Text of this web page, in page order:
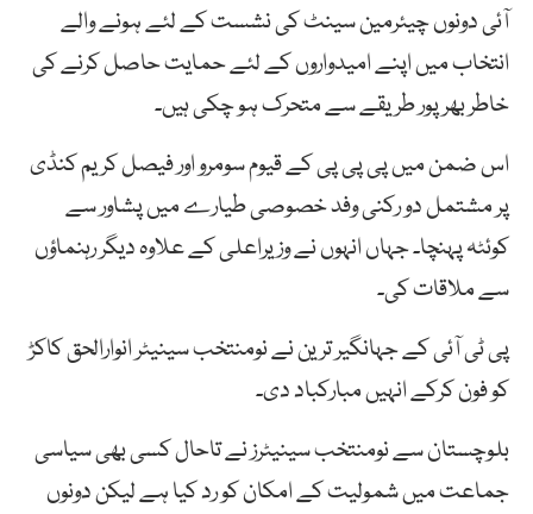
آئی دونوں چیئرمین سینٹ کی نشست کے لئے ہونے والے
انتخاب میں اپنے امیدواروں کے لئے حمایت حاصل کرنے کی
خاطر بھرپور طریقے سے متحرک ہو چکی ہیں۔
اس ضمن میں پی پی پی کے قیوم سومرو اور فیصل کریم کنڈی
پر مشتمل دو رکنی وفد خصوصی طیارے میں پشاور سے
کوئٹہ پہنچا۔ جہاں انہوں نے وزیراعلی کے علاوہ دیگر رہنماؤں
سے ملاقات کی۔
پی ٹی آئی کے جہانگیر ترین نے نومنتخب سینیٹر انوارالحق کاکڑ
کو فون کرکے انہیں مبارکباد دی۔
بلوچستان سے نومنتخب سینیٹرز نے تاحال کسی بھی سیاسی
جماعت میں شمولیت کے امکان کو رد کیا ہے لیکن دونوں